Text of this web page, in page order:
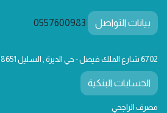
بيانات التواصل 0557600983
6702 شارع الملك فيصل - حي الديرة , السليل 18651
الحسابات البنكية
مصرف الراجحي